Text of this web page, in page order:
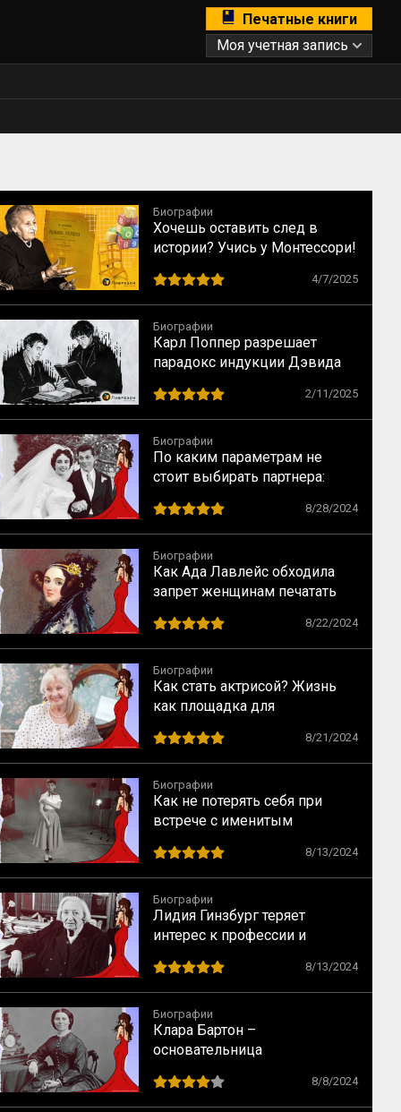
Печатные книги
Моя учетная запись
Биографии
Хочешь оставить след в
истории? Учись у Монтессори!
наследие
4/7/2025
Биографии
Карл Поппер разрешает
парадокс индукции Дэвида
2/11/2025
Биографии
По каким параметрам не
стоит выбирать партнера:
8/28/2024
Биографии
Как Ада Лавлейс обходила
запрет женщинам печатать
8/22/2024
Биографии
Как стать актрисой? Жизнь
как площадка для
8/21/2024
Биографии
Как не потерять себя при
встрече с именитым
Хепбёрн
8/13/2024
Биографии
Лидия Гинзбург теряет
интерес к профессии и
8/13/2024
Биографии
Клара Бартон –
основательница
Креста
8/8/2024